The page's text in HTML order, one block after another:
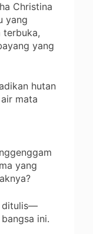
Christina
yang
terbuka,
yang
hutan
mata
yang
ditulis—
ini.